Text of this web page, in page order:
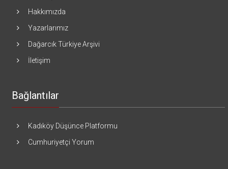
Hakkımızda
Yazarlarımız
Dağarcık Türkiye Arşivi
İletişim
Bağlantılar
Kadıköy Düşünce Platformu
Cumhuriyetçi Yorum